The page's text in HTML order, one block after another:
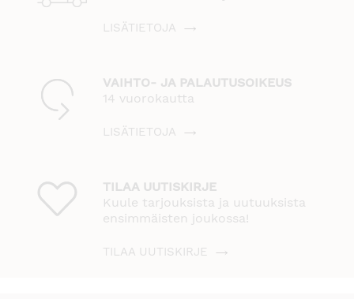
LISÄTIETOJA
VAIHTO- JA PALAUTUSOIKEUS
14 vuorokautta
LISÄTIETOJA
TILAA UUTISKIRJE
Kuule tarjouksista ja uutuuksista
ensimmäisten joukossa!
TILAA UUTISKIRJE